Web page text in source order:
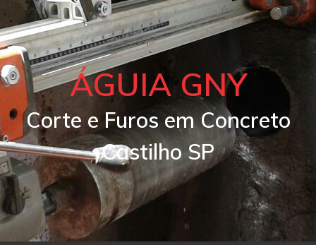
ÁGUIA GNY
Corte e Furos em Concreto
Castilho SP